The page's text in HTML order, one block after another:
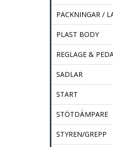
PACKNINGAR /
PLAST BODY
REGLAGE &
SADLAR
START
STÖTDÄMPARE
STYREN/GREPP